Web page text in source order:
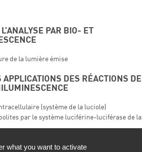
PAR BIO- ET
de la lumière émise
APPLICATIONS DES RÉACTIONS DE
(système de la luciole)
par le système luciférine-luciférase de la
par chimiluminescence
what you want to activate